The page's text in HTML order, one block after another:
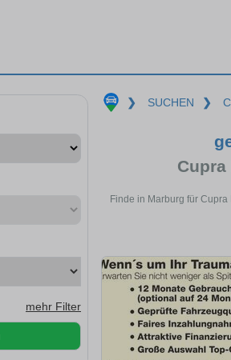
mehr Filter
❯ SUCHEN ❯
Finde in Marburg für